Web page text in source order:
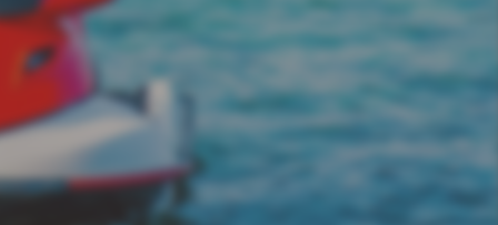
釣り船
ペーパードライバー講習